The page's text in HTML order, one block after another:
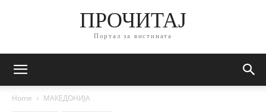
ПРОЧИТАЈ
Портал за вистината
Home МАКЕДОНИЈА